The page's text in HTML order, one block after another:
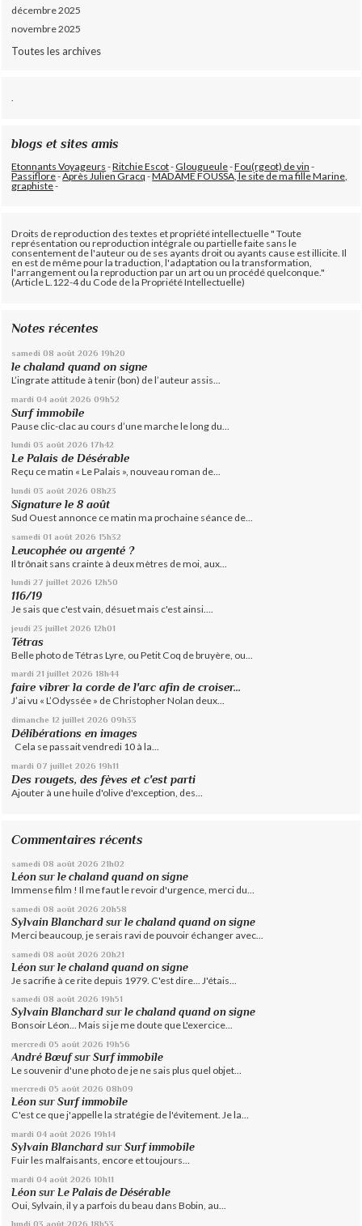
décembre 2025
novembre 2025
Toutes les archives
blogs et sites amis
Etonnants Voyageurs -Ritchie Escot-Glougueule-Fou(rgeot) de vin -
Passiflore-Après Julien Gracq-MADAME FOUSSA, le site de ma fille Marine,
graphiste-
Droits de reproduction des textes et propriété intellectuelle " Toute
représentation ou reproduction intégrale ou partielle faite sans le
consentement de l'auteur ou de ses ayants droit ou ayants cause est illicite. Il
en est de même pour la traduction, l'adaptation ou la transformation,
l'arrangement ou la reproduction par un art ou un procédé quelconque."
(Article L.122-4 du Code de la Propriété Intellectuelle)
Notes récentes
samedi 08 août 2026 19h20
le chaland quand on signe
L’ingrate attitude à tenir (bon) de l’auteur assis...
mardi 04 août 2026 09h52
Surf immobile
Pause clic-clac au cours d’une marche le long du...
lundi 03 août 2026 17h42
Le Palais de Désérable
Reçu ce matin « Le Palais », nouveau roman de...
lundi 03 août 2026 08h23
Signature le 8 août
Sud Ouest annonce ce matin ma prochaine séance de...
samedi 01 août 2026 15h32
Leucophée ou argenté ?
Il trônait sans crainte à deux mètres de moi, aux...
lundi 27 juillet 2026 12h50
116/19
Je sais que c'est vain, désuet mais c'est ainsi....
jeudi 23 juillet 2026 12h01
Tétras
Belle photo de Tétras Lyre, ou Petit Coq de bruyère, ou...
mardi 21 juillet 2026 18h44
faire vibrer la corde de l'arc afin de croiser...
J’ai vu « L’Odyssée » de Christopher Nolan deux...
dimanche 12 juillet 2026 09h33
Délibérations en images
Cela se passait vendredi 10 à la...
mardi 07 juillet 2026 19h11
Des rougets, des fèves et c'est parti
Ajouter à une huile d'olive d'exception, des...
Commentaires récents
samedi 08 août 2026 21h02
Léon surle chaland quand on signe
Immense film ! Il me faut le revoir d'urgence, merci du...
samedi 08 août 2026 20h58
Sylvain Blanchard surle chaland quand on signe
Merci beaucoup, je serais ravi de pouvoir échanger avec...
samedi 08 août 2026 20h21
Léon surle chaland quand on signe
Je sacrifie à ce rite depuis 1979. C'est dire... J'étais...
samedi 08 août 2026 19h51
Sylvain Blanchard surle chaland quand on signe
Bonsoir Léon... Mais si je me doute que L'exercice...
mercredi 05 août 2026 19h56
André BœufsurSurf immobile
Le souvenir d'une photo de je ne sais plus quel objet...
mercredi 05 août 2026 08h09
Léon surSurf immobile
C'est ce que j'appelle la stratégie de l'évitement. Je la...
mardi 04 août 2026 19h14
Sylvain Blanchard surSurf immobile
Fuir les malfaisants, encore et toujours...
mardi 04 août 2026 10h11
Léon sur Le Palais de Désérable
Oui, Sylvain, il y a parfois du beau dans Bobin, au...
lundi 03 août 2026 18h53